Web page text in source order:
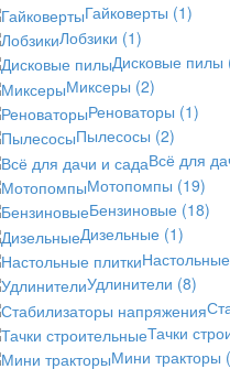
Гайковерты (1)
Лобзики (1)
Дисковые пилы
Миксеры (2)
Реноваторы (1)
Пылесосы (2)
Всё для
Мотопомпы (19)
Бензиновые (18)
Дизельные (1)
Удлинители (8)
Тачки
Мини тракторы